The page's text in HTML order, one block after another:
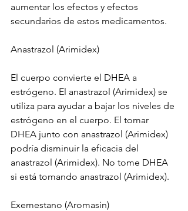
aumentar los efectos y efectos
secundarios de estos medicamentos.
Anastrazol (Arimidex)
El cuerpo convierte el DHEA a
estrógeno. El anastrazol (Arimidex) se
utiliza para ayudar a bajar los niveles de
estrógeno en el cuerpo. El tomar
DHEA junto con anastrazol (Arimidex)
podría disminuir la eficacia del
anastrazol (Arimidex). No tome DHEA
si está tomando anastrazol (Arimidex).
Exemestano (Aromasin)